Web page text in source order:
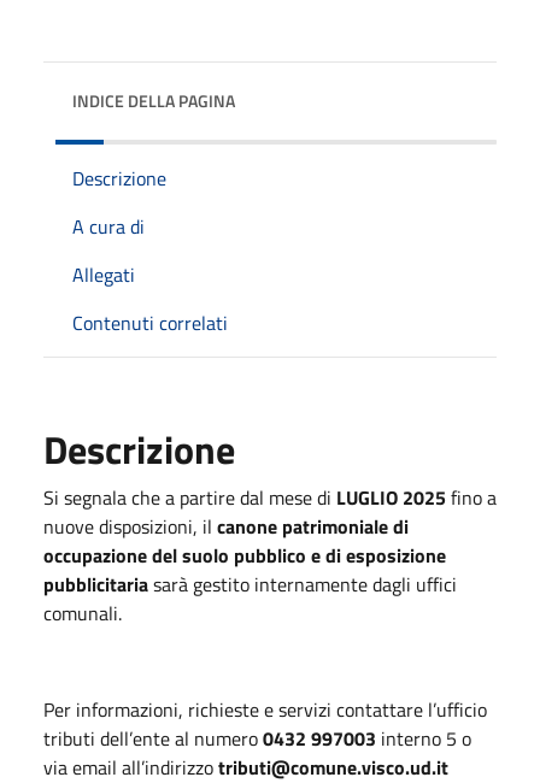
INDICE DELLA PAGINA
Descrizione
A cura di
Allegati
Contenuti correlati
Descrizione
Si segnala che a partire dal mese di LUGLIO 2025fino a
nuove disposizioni, il canone patrimoniale di
occupazione del suolo pubblico e di esposizione
pubblicitariasarà gestito internamente dagli uffici
comunali.
Per informazioni, richieste e servizi contattare l’ufficio
tributi dell’ente al numero0432 997003 interno 5 o
via email all’indirizzotributi@comune.visco.ud.it